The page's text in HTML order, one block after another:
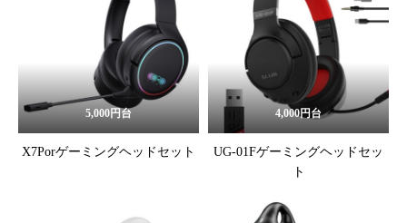
5,000円台
X7Porゲーミングヘッドセット
4,000円台
UG-01Fゲーミングヘッドセッ
ト